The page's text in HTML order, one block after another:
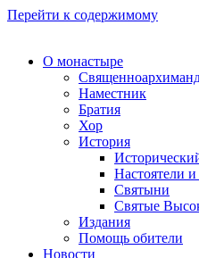
Перейти к содержимому
О монастыре
Наместник
Братия
Хор
История
Настоятели
Святыни
Святые
Издания
Помощь обители
Новости